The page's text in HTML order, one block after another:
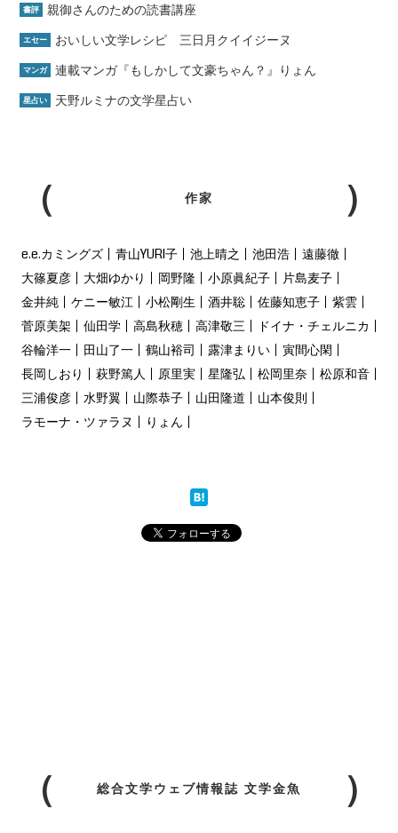
書評 親御さんのための読書講座
エセー おいしい文学レシピ 三日月クイイジーヌ
マンガ 連載マンガ『もしかして文豪ちゃん？』りょん
星占い 天野ルミナの文学星占い
作家
e.e.カミングズ 青山YURI子 池上晴之 池田浩
遠藤徹
大篠夏彦
大畑ゆかり 岡野隆 小原眞紀子
片島麦子
金井純
ケニー敏江 小松剛生 酒井聡 佐藤知恵子
紫雲
菅原美架
仙田学 高島秋穂 高津敬三
ドイナ・チェルニカ
谷輪洋一
田山了一 鶴山裕司 露津まりい
寅間心閑
長岡しおり
萩野篤人 原里実 星隆弘 松岡里奈
松原和音
三浦俊彦
水野翼 山際恭子 山田隆道
山本俊則
ラモーナ・ツァラヌ
りょん
総合文学ウェブ情報誌 文学金魚